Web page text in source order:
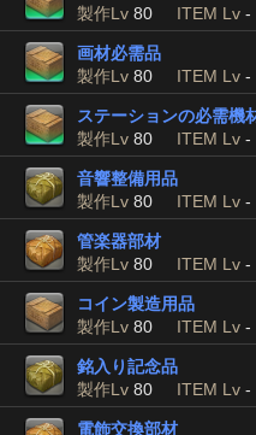
製作Lv 80 ITEM Lv -
画材必需品
製作Lv 80 ITEM Lv -
ステーションの必需機
製作Lv 80 ITEM Lv -
音響整備用品
製作Lv 80 ITEM Lv -
管楽器部材
製作Lv 80 ITEM Lv -
コイン製造用品
製作Lv 80 ITEM Lv -
銘入り記念品
製作Lv 80 ITEM Lv -
電飾交換部材